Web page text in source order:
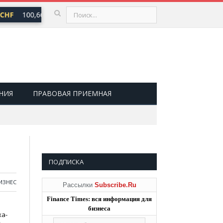
CHF 100,66 ₽ ▲ 0,73 USD
ПРАВОВАЯ ПРИЕМНАЯ
ПОДПИСКА
Рассылки Subscribe.Ru
Finance Times: вся информация для
бизнеса